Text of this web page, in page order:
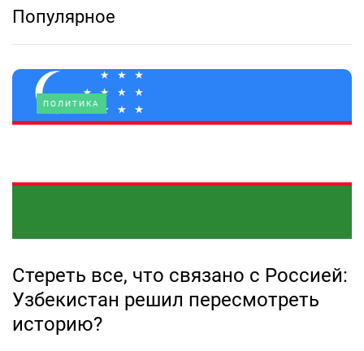
Популярное
ПОЛИТИКА
Стереть все, что связано с Россией:
Узбекистан решил пересмотреть
историю?